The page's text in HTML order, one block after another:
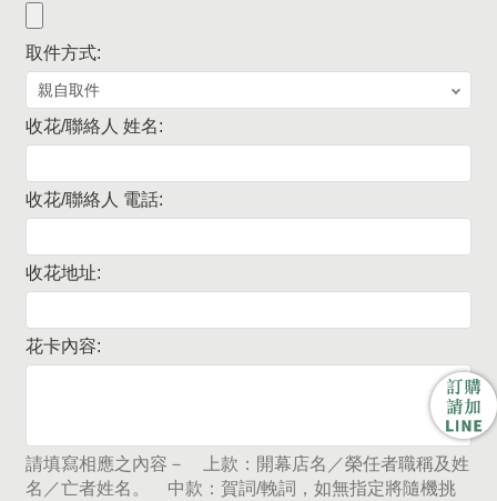
取件方式:
收花/聯絡人 姓名:
收花/聯絡人 電話:
收花地址:
花卡內容:
請填寫相應之內容－ 上款：開幕店名／榮任者職稱及姓
名／亡者姓名。 中款：賀詞/輓詞，如無指定將隨機挑